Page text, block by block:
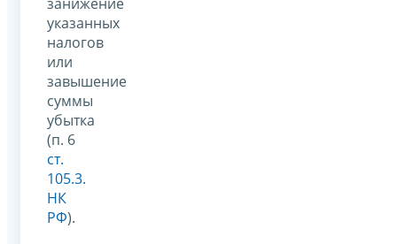
указанных
налогов
или
завышение
суммы
убытка
(п. 6
ст.
105.3.
НК
РФ).